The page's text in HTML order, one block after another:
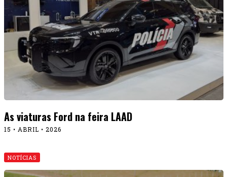
As viaturas Ford na feira LAAD
15 • ABRIL • 2026
NOTÍCIAS